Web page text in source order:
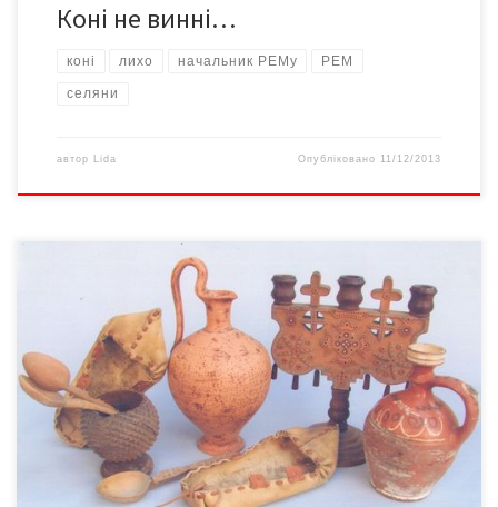
Коні не винні…
коні лихо начальник РЕМу РЕМ
селяни
автор Lida Опубліковано 11/12/2013
Відомий краєзнавець і колекціонер, Заслужений майстер
народної творчості Іван Назарович Снігур продовжує
розповідати про Буковину сторічної давнини. – Наші сучасники
звикли купувати одяг, взуття, різноманітне домашнє начиння
фабричного виробництва. А сто років тому майже все
необхідне в селянському господарстві виготовлялося в ньому
ж. І не лише для власного споживання: чимало […]